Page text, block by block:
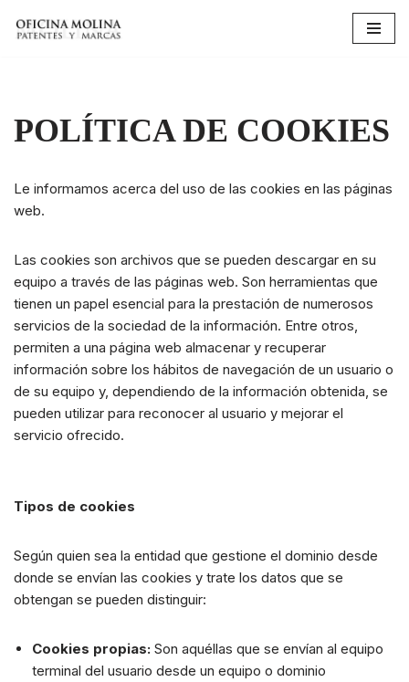
POLÍTICA DE COOKIES
Le informamos acerca del uso de las cookies en las páginas
web.
Las cookies son archivos que se pueden descargar en su
equipo a través de las páginas web. Son herramientas que
tienen un papel esencial para la prestación de numerosos
servicios de la sociedad de la información. Entre otros,
permiten a una página web almacenar y recuperar
información sobre los hábitos de navegación de un usuario o
de su equipo y, dependiendo de la información obtenida, se
pueden utilizar para reconocer al usuario y mejorar el
servicio ofrecido.
Tipos de cookies
Según quien sea la entidad que gestione el dominio desde
donde se envían las cookies y trate los datos que se
obtengan se pueden distinguir:
Cookies propias: Son aquéllas que se envían al equipo
terminal del usuario desde un equipo o dominio